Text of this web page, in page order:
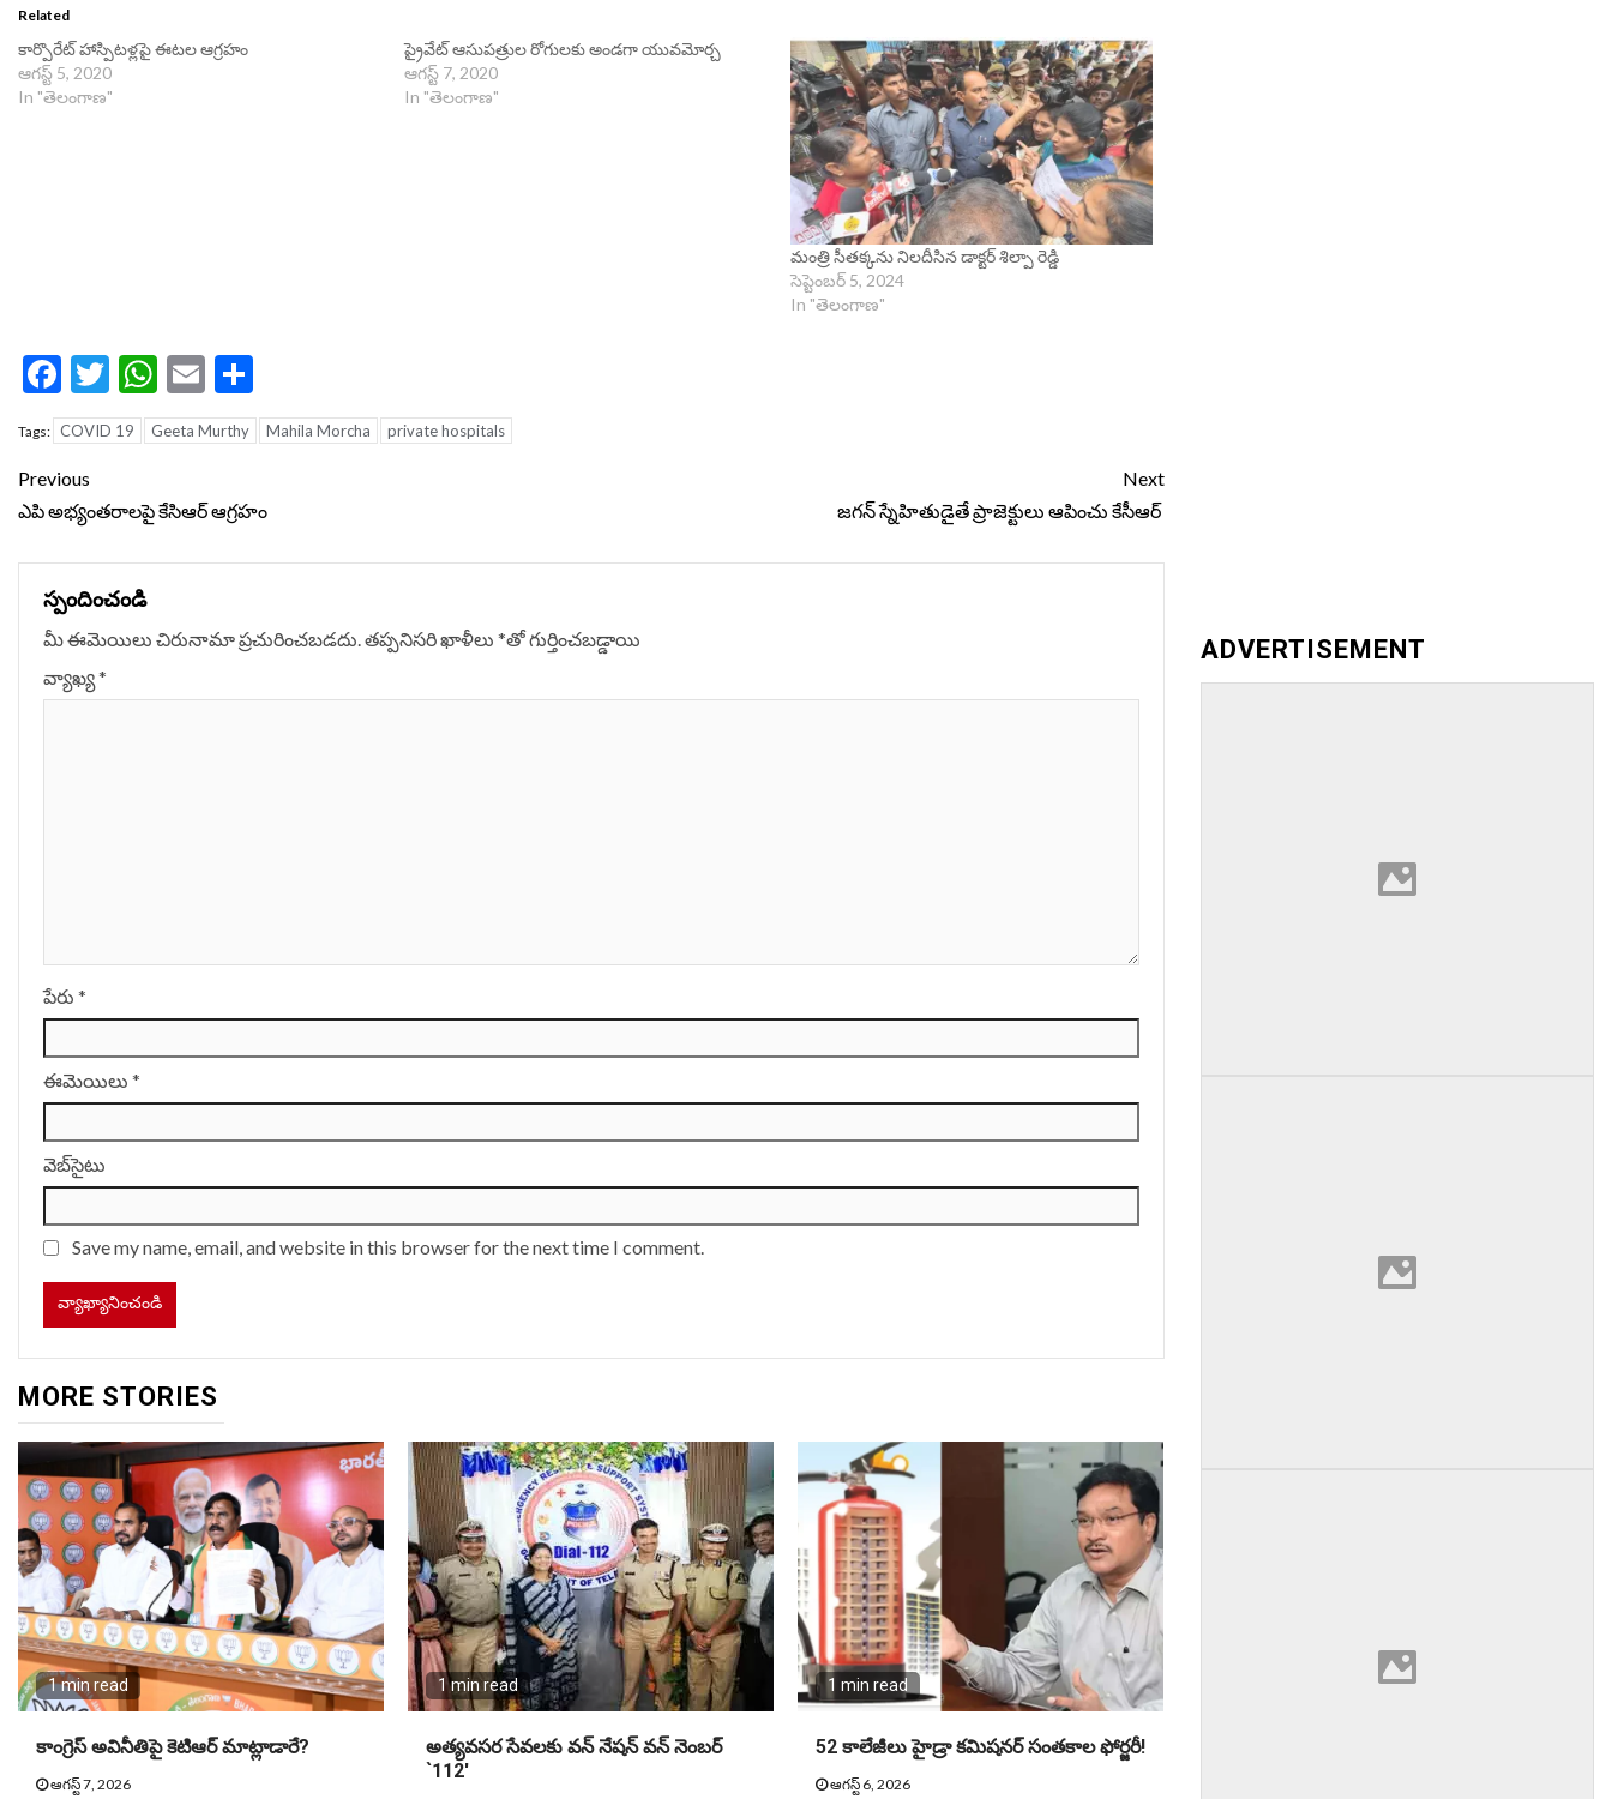
Related
కార్పొరేట్ హాస్పిటళ్లపై ఈటల ఆగ్రహం
ఆగస్ట్ 5, 2020
In "తెలంగాణ"
ప్రైవేట్ ఆసుపత్రుల రోగులకు అండగా యువమోర్చ
ఆగస్ట్ 7, 2020
In "తెలంగాణ"
మంత్రి సీతక్కను నిలదీసిన డాక్టర్ శిల్పా రెడ్డి
సెప్టెంబర్ 5, 2024
In "తెలంగాణ"
Facebook
Twitter
WhatsApp
Email
Tags: COVID 19 Geeta Murthy Mahila Morcha private hospitals
Continue
Reading
Previous
ఎపి అభ్యంతరాలపై కేసిఆర్‌ ఆగ్రహం
Next
జగన్ స్నేహితుడైతే ప్రాజెక్టులు ఆపించు కేసీఆర్
స్పందించండి
మీ ఈమెయిలు చిరునామా ప్రచురించబడదు.తప్పనిసరి ఖాళీలు *‌తో గుర్తించబడ్డాయి
వ్యాఖ్య*
పేరు *
ఈమెయిలు *
వెబ్‌సైటు
Save my name, email, and website in this browser for the next time I comment.
MORE STORIES
1 min read
కాంగ్రెస్ అవినీతిపై కెటిఆర్ మాట్లాడారే?
ఆగస్ట్ 7, 2026
1 min read
అత్యవసర సేవలకు వన్ నేషన్ వన్ నెంబర్
`112′
1 min read
52 కాలేజీలు హైడ్రా కమిషనర్ సంతకాల ఫోర్జరీ!
ఆగస్ట్ 6, 2026
ADVERTISEMENT